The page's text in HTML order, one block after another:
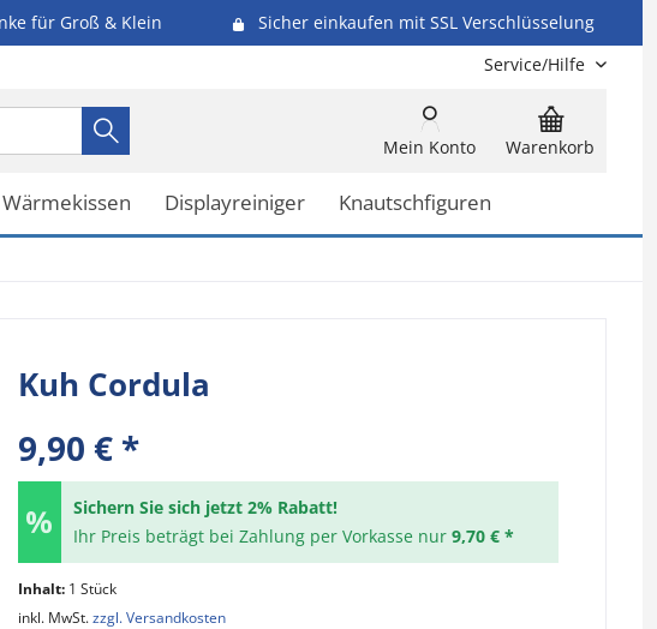
für Groß & Klein
Sicher einkaufen mit SSL Verschlüsselung
Service/Hilfe
Warenkorb
Mein Konto
Wärmekissen Displayreiniger Knautschfiguren
Kuh Cordula
9,90 € *
Sichern Sie sich jetzt 2% Rabatt!
Ihr Preis beträgt bei Zahlung per Vorkasse nur 9,70 € *
Inhalt: 1 Stück
inkl. MwSt.zzgl. Versandkosten